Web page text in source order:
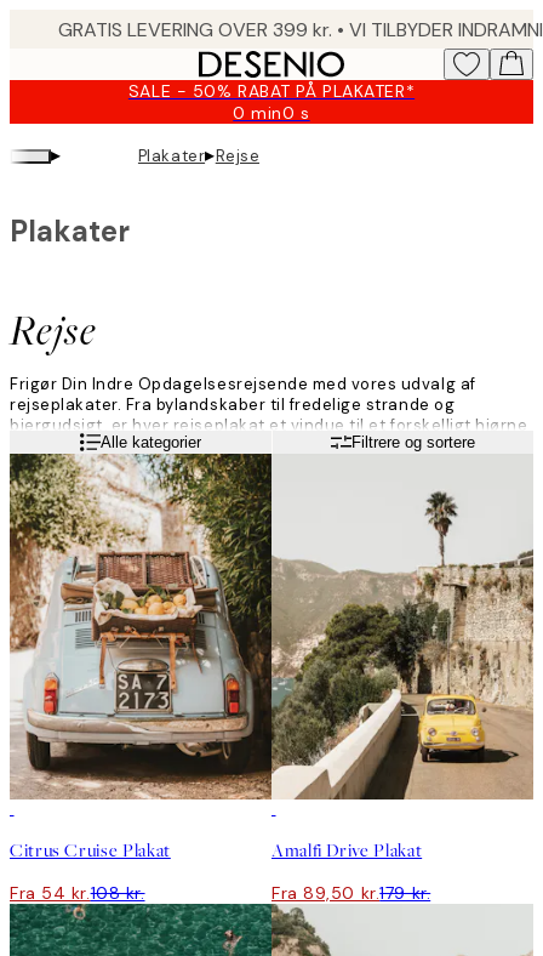
SALE - 50% RABAT PÅ PLAKATER*
0 min0 s
Gyldig
▸ Plakater▸Rejse
Rejse
Plakater
Frigør Din Indre Opdagelsesrejsende med vores udvalg af
rejseplakater. Fra bylandskaber til fredelige strande og
bjergudsigt, er hver rejseplakat et vindue til et forskelligt hjørne
af kloden. Fordyb dig i nye kulturer og betagende landskaber.
Læs mere Alle kategorier Filtrere og sortere
Citrus Cruise Plakat
Fra 54 kr.108 kr.
Amalfi Drive Plakat
Fra 89,50 kr.179 kr.